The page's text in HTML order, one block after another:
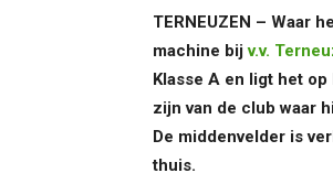
TERNEUZEN – Waar
machine bijv.v.
Klasse A en ligt het
zijn van de club waar
De middenvelder is
thuis.